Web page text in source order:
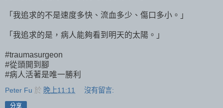
「我追求的不是速度多快、流血多少、傷口多小。」
「我追求的是，病人能夠看到明天的太陽。」
#traumasurgeon
#從頭開到腳
#病人活著是唯一勝利
Peter Fu 於 晚上11:11 沒有留言:
分享